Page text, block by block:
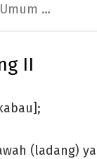
II
(ladang)